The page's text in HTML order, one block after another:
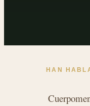
HAN